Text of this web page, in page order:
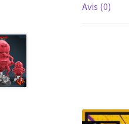
Avis (0)